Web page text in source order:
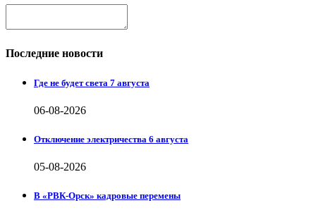
Последние новости
Где не будет света 7 августа
06-08-2026
Отключение электричества 6 августа
05-08-2026
В «РВК-Орск» кадровые перемены